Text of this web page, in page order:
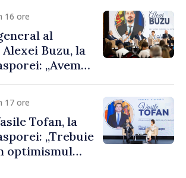
european
16 ore
al
Buzu, la
„Avem
pentru a
mai
17 ore
Tofan, la
„Trebuie
optimismul